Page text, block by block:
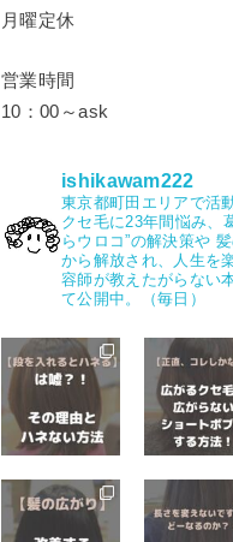
月曜定休
営業時間
10：00～ask
ishikawam222
東京都町田エリアで活
クセ毛に23年間悩み、
らウロコ”の解決策や
から解放され、人生を
容師が教えたがらない
て公開中。（毎日）